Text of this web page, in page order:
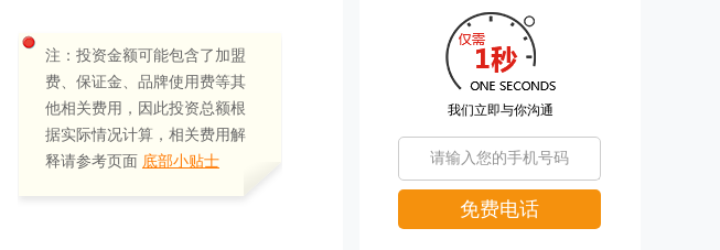
注：投资金额可能包含了加盟
费、保证金、品牌使用费等其
他相关费用，因此投资总额根
据实际情况计算，相关费用解
释请参考页面 底部小贴士
我们立即与你沟通
免费电话